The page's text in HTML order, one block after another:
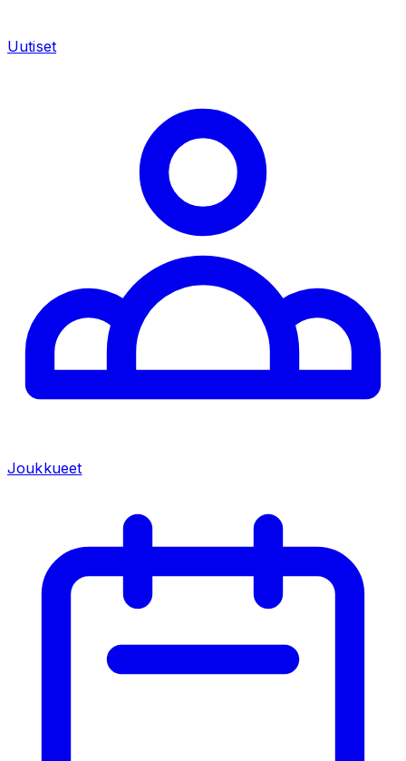
Uutiset
Joukkueet